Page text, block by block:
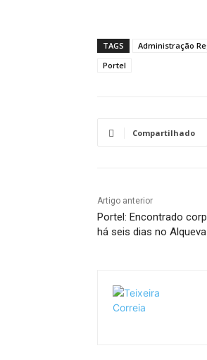
TAGS Administração
Portel
Compartilhado
Artigo anterior
Portel: Encontrado
há seis dias no Alqueva